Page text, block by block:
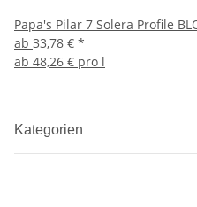
Papa's Pilar 7 Solera Profile
ab 33,78 € *
ab 48,26 € pro l
Kategorien